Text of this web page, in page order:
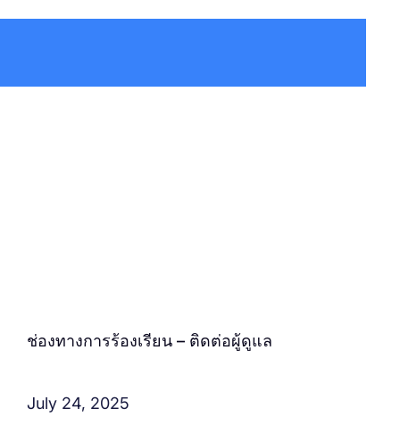
ช่องทางการร้องเรียน – ติดต่อผู้ดูแล
July 24, 2025